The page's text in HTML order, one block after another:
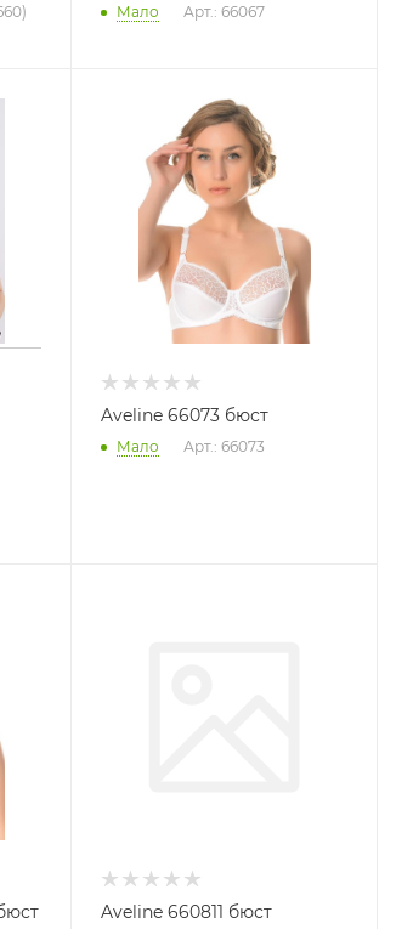
Мало Арт.: 66067
Aveline 66073 бюст
Мало Арт.: 66073
Aveline 660811 бюст